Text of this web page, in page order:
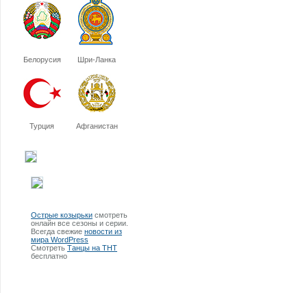
Белорусия Шри-Ланка
Турция Афганистан
Острые козырьки смотреть
онлайн все сезоны и серии.
Всегда свежие новости из
мира WordPress
Смотреть Танцы на ТНТ
бесплатно